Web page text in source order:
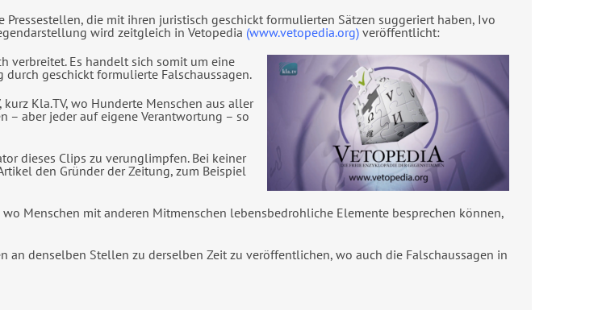
die mit ihren juristisch geschickt formulierten Sätzen suggeriert haben, Ivo
wird zeitgleich in Vetopedia (www.vetopedia.org) veröffentlicht:
verbreitet. Es handelt sich somit um eine
geschickt formulierte Falschaussagen.
Kla.TV, wo Hunderte Menschen aus aller
– aber jeder auf eigene Verantwortung – so
dieses Clips zu verunglimpfen. Bei keiner
den Gründer der Zeitung, zum Beispiel
Menschen mit anderen Mitmenschen lebensbedrohliche Elemente besprechen können,
an denselben Stellen zu derselben Zeit zu veröffentlichen, wo auch die Falschaussagen in